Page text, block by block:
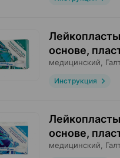
основе,
медицинский,
Инструкция
основе,
медицинский,